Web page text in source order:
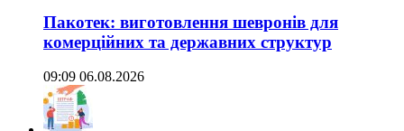
Пакотек: виготовлення шевронів для
комерційних та державних структур
09:09 06.08.2026